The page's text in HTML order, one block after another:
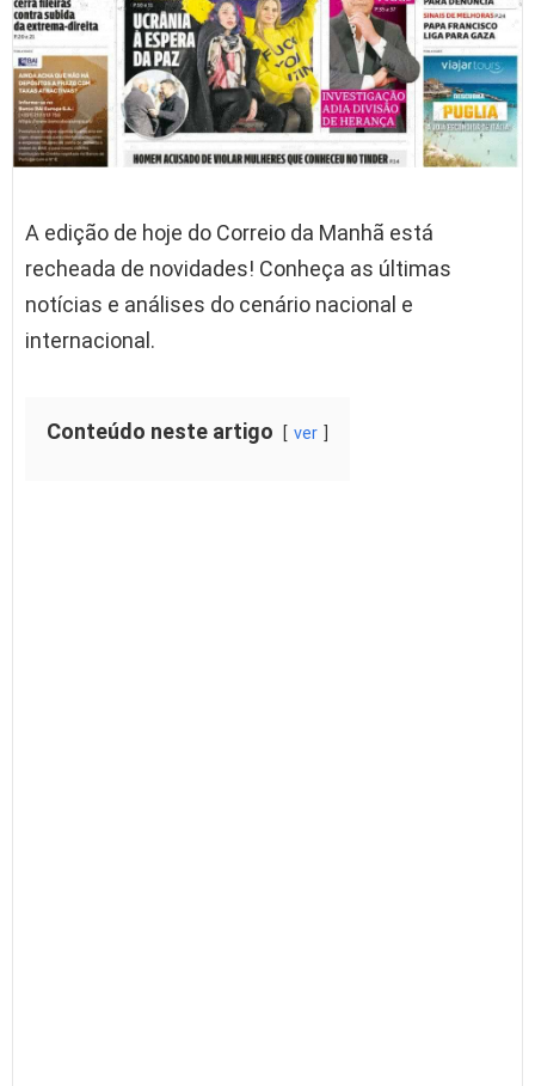
A edição de hoje do Correio da Manhã está
recheada de novidades! Conheça as últimas
notícias e análises do cenário nacional e
internacional.
Conteúdo neste artigo ver